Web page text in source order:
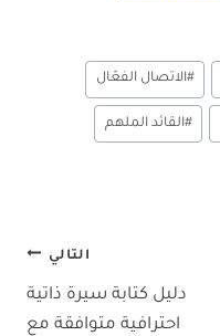
#الاتصال الفعّال
#القائد الملهم
التالي
دليل كتابة سيرة ذاتية
احترافية متوافقة مع